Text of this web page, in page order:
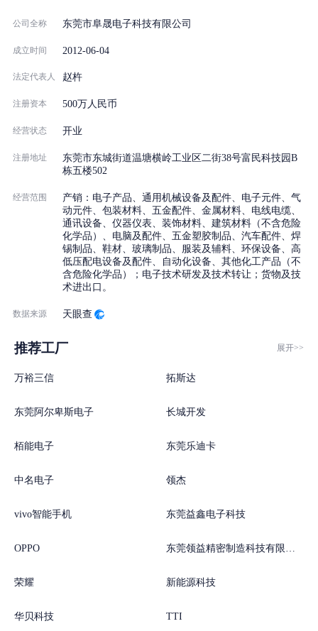
公司全称 东莞市阜晟电子科技有限公司
成立时间 2012-06-04
法定代表人 赵杵
注册资本 500万人民币
经营状态 开业
注册地址
东莞市东城街道温塘横岭工业区二街38号富民科技园B
栋五楼502
经营范围
产销：电子产品、通用机械设备及配件、电子元件、气
动元件、包装材料、五金配件、金属材料、电线电缆、
通讯设备、仪器仪表、装饰材料、建筑材料（不含危险
化学品）、电脑及配件、五金塑胶制品、汽车配件、焊
锡制品、鞋材、玻璃制品、服装及辅料、环保设备、高
低压配电设备及配件、自动化设备、其他化工产品（不
含危险化学品）；电子技术研发及技术转让；货物及技
术进出口。
数据来源 天眼查
推荐工厂 展开>>
万裕三信 拓斯达
东莞阿尔卑斯电子 长城开发
栢能电子 东莞乐迪卡
中名电子 领杰
vivo智能手机 东莞益鑫电子科技
OPPO 东莞领益精密制造科技有限公司
荣耀 新能源科技
华贝科技 TTI